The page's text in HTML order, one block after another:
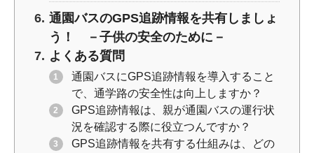
通園バスのGPS追跡情報を共有しましょ
う！ －子供の安全のために－
よくある質問
通園バスにGPS追跡情報を導入すること
で、通学路の安全性は向上しますか？
GPS追跡情報は、親が通園バスの運行状
況を確認する際に役立つんですか？
GPS追跡情報を共有する仕組みは、どの